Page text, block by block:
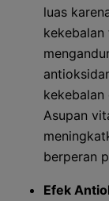
luas
kekebalan
Asupan
berperan
Efek